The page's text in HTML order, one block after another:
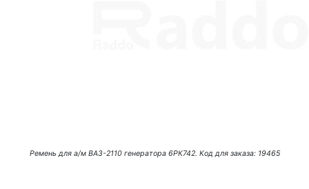
Ремень для а/м ВАЗ-2110 генератора 6РК742. Код для заказа: 19465